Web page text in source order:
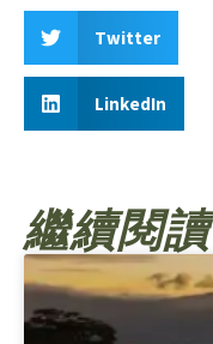
Twitter
LinkedIn
繼續閱讀